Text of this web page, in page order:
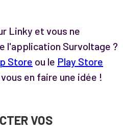
Linky et vous ne
l'application Survoltage ?
Store ou le Play Store
en faire une idée !
VOS